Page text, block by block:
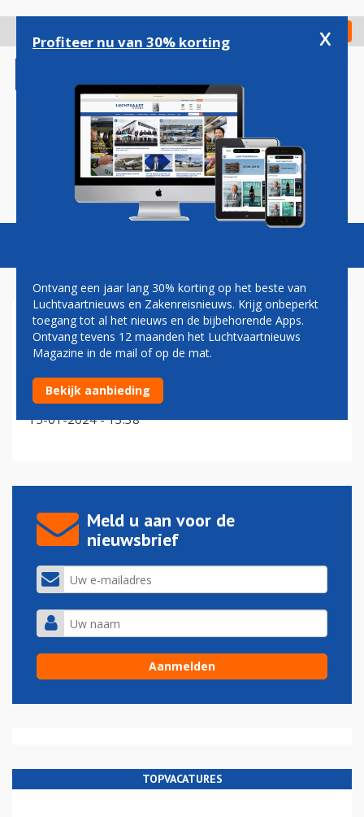
gaan
Check in
Magazine Podcasts Vacatures
STEM
Britse regering benoemt tien ‘luchtvaart-
ambassadeurs’
15-01-2024 - 13:38
Meld u aan voor de
nieuwsbrief
TOPVACATURES
Profiteer nu van 30% korting x
Ontvang een jaar lang 30% korting op het beste van
Luchtvaartnieuws en Zakenreisnieuws. Krijg onbeperkt
toegang tot al het nieuws en de bijbehorende Apps.
Ontvang tevens 12 maanden het Luchtvaartnieuws
Magazine in de mail of op de mat.
Bekijk aanbieding